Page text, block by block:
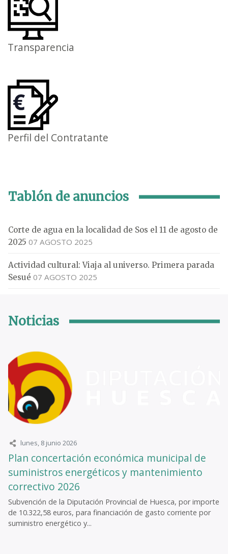
Transparencia
Perfil del Contratante
Tablón de anuncios
Corte de agua en la localidad de Sos el 11 de agosto de
2025 07 AGOSTO 2025
Actividad cultural: Viaja al universo. Primera parada
Sesué 07 AGOSTO 2025
Noticias
lunes, 8 junio 2026
Plan concertación económica municipal de
suministros energéticos y mantenimiento
correctivo 2026
Subvención de la Diputación Provincial de Huesca, por importe
de 10.322,58 euros, para financiación de gasto corriente por
suministro energético y...